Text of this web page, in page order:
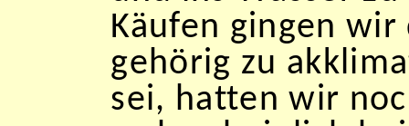
Käufen gingen
gehörig zu
sei, hatten wir